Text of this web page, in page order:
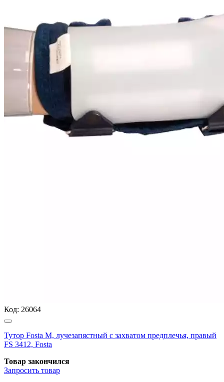
Код: 26064
Тутор Fosta M, лучезапястный с захватом предплечья, правый
FS 3412, Fosta
Товар закончился
Запросить товар